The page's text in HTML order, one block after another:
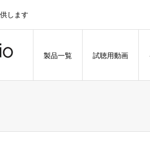
します
製品一覧 試聴用動画